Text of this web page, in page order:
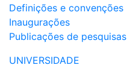
Definições e convenções
Inaugurações
Publicações de pesquisas
UNIVERSIDADE